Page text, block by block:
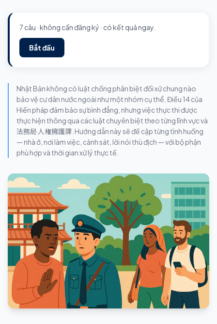
7 câu · không cần đăng ký · có kết quả ngay.
Bắt đầu
Nhật Bản không có luật chống phân biệt đối xử chung nào
bảo vệ cư dân nước ngoài như một nhóm cụ thể. Điều 14 của
Hiến pháp đảm bảo sự bình đẳng, nhưng việc thực thi được
thực hiện thông qua các luật chuyên biệt theo từng lĩnh vực và
法務局 人権擁護課. Hướng dẫn này sẽ đề cập từng tình huống
— nhà ở, nơi làm việc, cảnh sát, lời nói thù địch — với bộ phận
phù hợp và thời gian xử lý thực tế.